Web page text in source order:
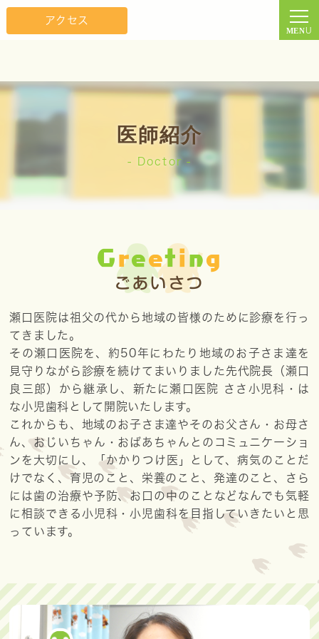
アクセス
医師紹介
Doctor
Greeting
ごあいさつ
瀬口医院は祖父の代から地域の皆様のために診療を行っ
てきました。
その瀬口医院を、約50年にわたり地域のお子さま達を
見守りながら診療を続けてまいりました先代院長（瀬口
良三郎）から継承し、新たに瀬口医院 ささ小児科・は
な小児歯科として開院いたします。
これからも、地域のお子さま達やそのお父さん・お母さ
ん、おじいちゃん・おばあちゃんとのコミュニケーショ
ンを大切にし、「かかりつけ医」として、病気のことだ
けでなく、育児のこと、栄養のこと、発達のこと、さら
には歯の治療や予防、お口の中のことなどなんでも気軽
に相談できる小児科・小児歯科を目指していきたいと思
っています。